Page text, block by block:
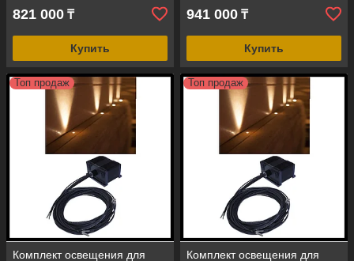
821 000 ₸
Купить
941 000 ₸
Купить
Топ продаж
Комплект освещения для
Топ продаж
Комплект освещения для